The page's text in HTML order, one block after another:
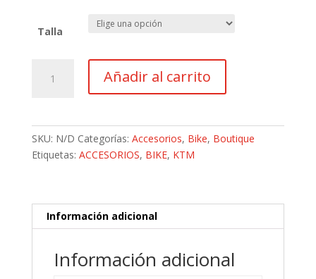
Talla
Añadir al carrito
SKU: N/D Categorías: Accesorios, Bike, Boutique
Etiquetas: ACCESORIOS, BIKE, KTM
Información adicional
Información adicional